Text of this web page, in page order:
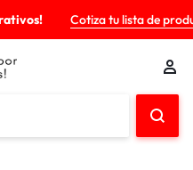
Cotiza tu lista de